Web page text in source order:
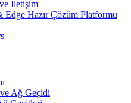
İletişim
Edge Hazır Çözüm Platformu
Ağ Geçidi